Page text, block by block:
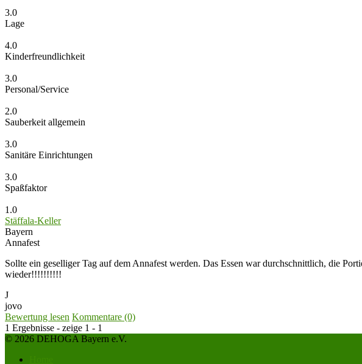
3.0
Lage
4.0
Kinderfreundlichkeit
3.0
Personal/Service
2.0
Sauberkeit allgemein
3.0
Sanitäre Einrichtungen
3.0
Spaßfaktor
1.0
Stäffala-Keller
Bayern
Annafest
Sollte ein geselliger Tag auf dem Annafest werden. Das Essen war durchschnittlich, die
wieder!!!!!!!!!!
J
jovo
Bewertung lesen Kommentare (0)
1 Ergebnisse - zeige 1 - 1
© 2026 DEHOGA Bayern e.V.